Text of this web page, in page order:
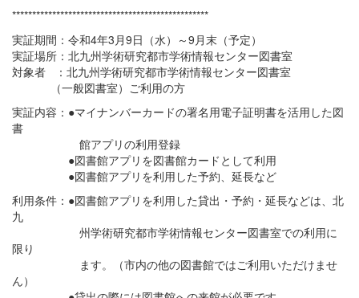
*************************************************
実証期間：令和4年3月9日（水）～9月末（予定）
実証場所：北九州学術研究都市学術情報センター図書室
対象者 ：北九州学術研究都市学術情報センター図書室
（一般図書室）ご利用の方
実証内容：●マイナンバーカードの署名用電子証明書を活用した図
書
館アプリの利用登録
●図書館アプリを図書館カードとして利用
●図書館アプリを利用した予約、延長など
利用条件：●図書館アプリを利用した貸出・予約・延長などは、北
九
州学術研究都市学術情報センター図書室での利用に
限り
ます。（市内の他の図書館ではご利用いただけませ
ん）